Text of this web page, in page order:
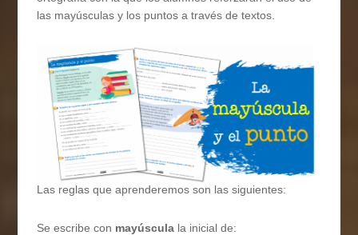
las mayúsculas y los puntos a través de textos.
Las reglas que aprenderemos son las siguientes:
Se escribe con mayúscula la inicial de: